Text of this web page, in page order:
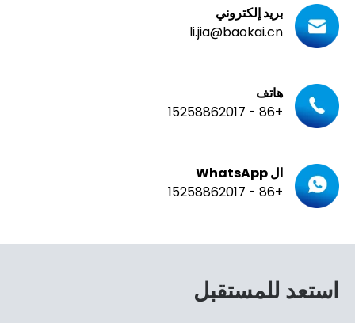
بريد إلكتروني
li.jia@baokai.cn
هاتف
+86 - 15258862017
ال WhatsApp
+86 - 15258862017
استعد للمستقبل